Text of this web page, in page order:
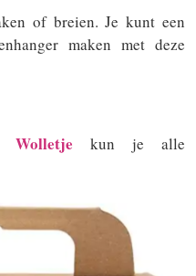
of breien. Je kunt een
maken met deze
Wolletje kun je alle